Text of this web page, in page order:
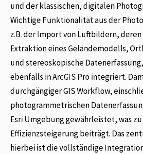
und der klassischen, digitalen
Wichtige Funktionalität aus der
z.B. der Import von Luftbildern,
Extraktion eines Geländemodells,
und stereoskopische
ebenfalls in ArcGIS Pro integriert.
durchgängiger GIS Workflow,
photogrammetrischen
Esri Umgebung gewährleistet, was
Effizienzsteigerung beiträgt. Das
hierbei ist die vollständige